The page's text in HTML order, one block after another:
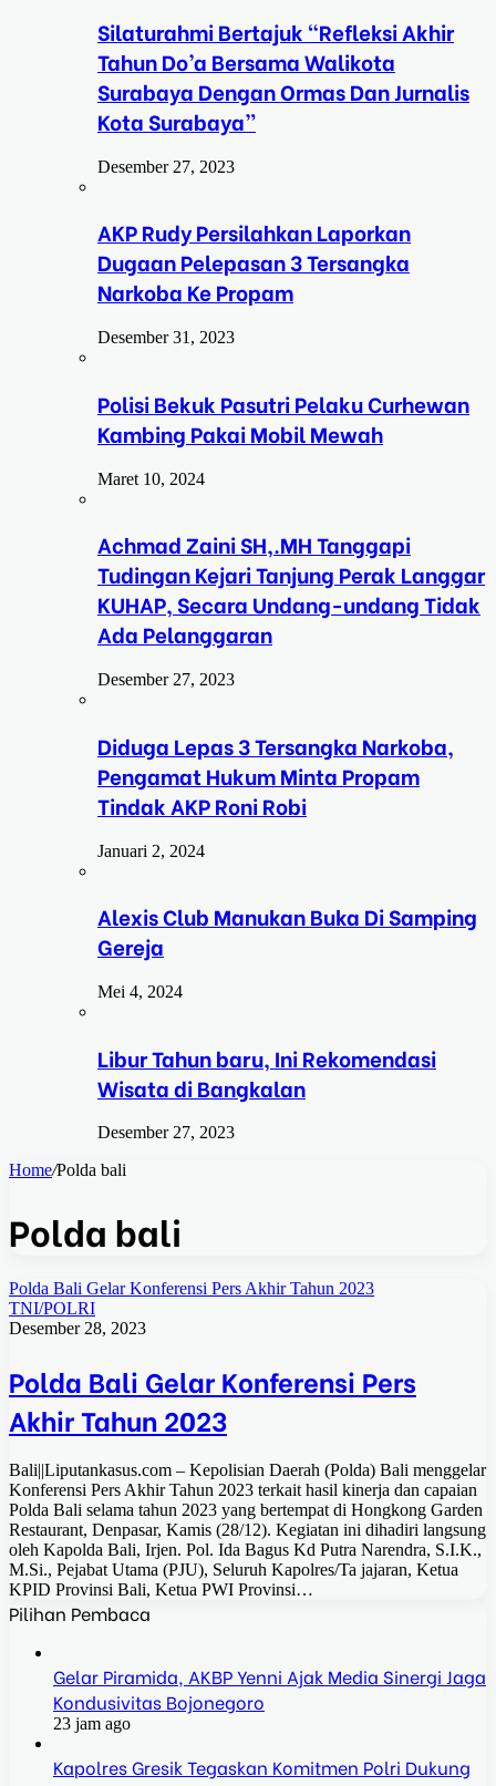
Silaturahmi Bertajuk “Refleksi Akhir
Tahun Do’a Bersama Walikota
Surabaya Dengan Ormas Dan Jurnalis
Kota Surabaya”
Desember 27, 2023
AKP Rudy Persilahkan Laporkan
Dugaan Pelepasan 3 Tersangka
Narkoba Ke Propam
Desember 31, 2023
Polisi Bekuk Pasutri Pelaku Curhewan
Kambing Pakai Mobil Mewah
Maret 10, 2024
Achmad Zaini SH,.MH Tanggapi
Tudingan Kejari Tanjung Perak Langgar
KUHAP, Secara Undang-undang Tidak
Ada Pelanggaran
Desember 27, 2023
Diduga Lepas 3 Tersangka Narkoba,
Pengamat Hukum Minta Propam
Tindak AKP Roni Robi
Januari 2, 2024
Alexis Club Manukan Buka Di Samping
Gereja
Mei 4, 2024
Libur Tahun baru, Ini Rekomendasi
Wisata di Bangkalan
Desember 27, 2023
Home/Polda bali
Polda bali
Polda Bali Gelar Konferensi Pers Akhir Tahun 2023
TNI/POLRI
Desember 28, 2023
Polda Bali Gelar Konferensi Pers
Akhir Tahun 2023
Bali||Liputankasus.com – Kepolisian Daerah (Polda) Bali menggelar
Konferensi Pers Akhir Tahun 2023 terkait hasil kinerja dan capaian
Polda Bali selama tahun 2023 yang bertempat di Hongkong Garden
Restaurant, Denpasar, Kamis (28/12). Kegiatan ini dihadiri langsung
oleh Kapolda Bali, Irjen. Pol. Ida Bagus Kd Putra Narendra, S.I.K.,
M.Si., Pejabat Utama (PJU), Seluruh Kapolres/Ta jajaran, Ketua
KPID Provinsi Bali, Ketua PWI Provinsi…
Pilihan Pembaca
Gelar Piramida, AKBP Yenni Ajak Media Sinergi Jaga
Kondusivitas Bojonegoro
23 jam ago
Kapolres Gresik Tegaskan Komitmen Polri Dukung